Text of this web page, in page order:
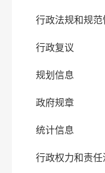
行政法规和规范
行政复议
规划信息
政府规章
统计信息
行政权力和责任